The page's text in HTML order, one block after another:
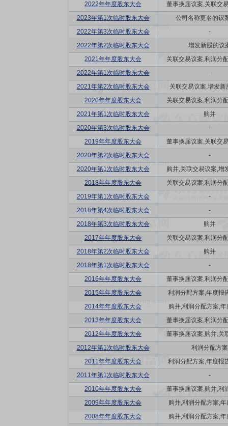
2022年年度股东大会
董事换届议案,关联交
2023年第1次临时股东大会
公司名称更名的议
2022年第3次临时股东大会
-
2022年第2次临时股东大会
增发新股的议
2021年年度股东大会
关联交易议案,利润分
2022年第1次临时股东大会
-
2021年第2次临时股东大会
关联交易议案,增发新
2020年年度股东大会
关联交易议案,利润分
2021年第1次临时股东大会
购并
2020年第3次临时股东大会
-
2019年年度股东大会
董事换届议案,关联交
2020年第2次临时股东大会
-
2020年第1次临时股东大会
购并,关联交易议案,增
2018年年度股东大会
关联交易议案,利润分
2019年第1次临时股东大会
-
2018年第4次临时股东大会
-
2018年第3次临时股东大会
购并
2017年年度股东大会
关联交易议案,利润分
2018年第2次临时股东大会
购并
2018年第1次临时股东大会
-
2016年年度股东大会
董事换届议案,利润分
2015年年度股东大会
利润分配方案,年度报
2014年年度股东大会
购并,利润分配方案,年
2013年年度股东大会
董事换届议案,利润分
2012年年度股东大会
董事换届议案,购并,关
2012年第1次临时股东大会
利润分配方案
2011年年度股东大会
利润分配方案,年度报
2011年第1次临时股东大会
-
2010年年度股东大会
董事换届议案,购并,利
2009年年度股东大会
购并,利润分配方案,年
2008年年度股东大会
购并,利润分配方案,年